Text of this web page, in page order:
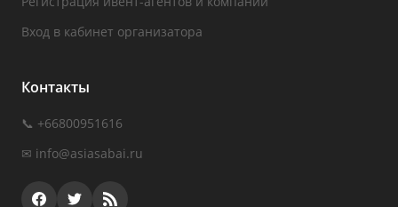
Вход в кабинет организатора
Контакты
📞 +66800951616
✉ info@asiasabai.ru